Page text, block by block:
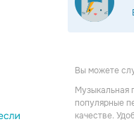
Вы можете
Музыкальная
популярные
качестве.